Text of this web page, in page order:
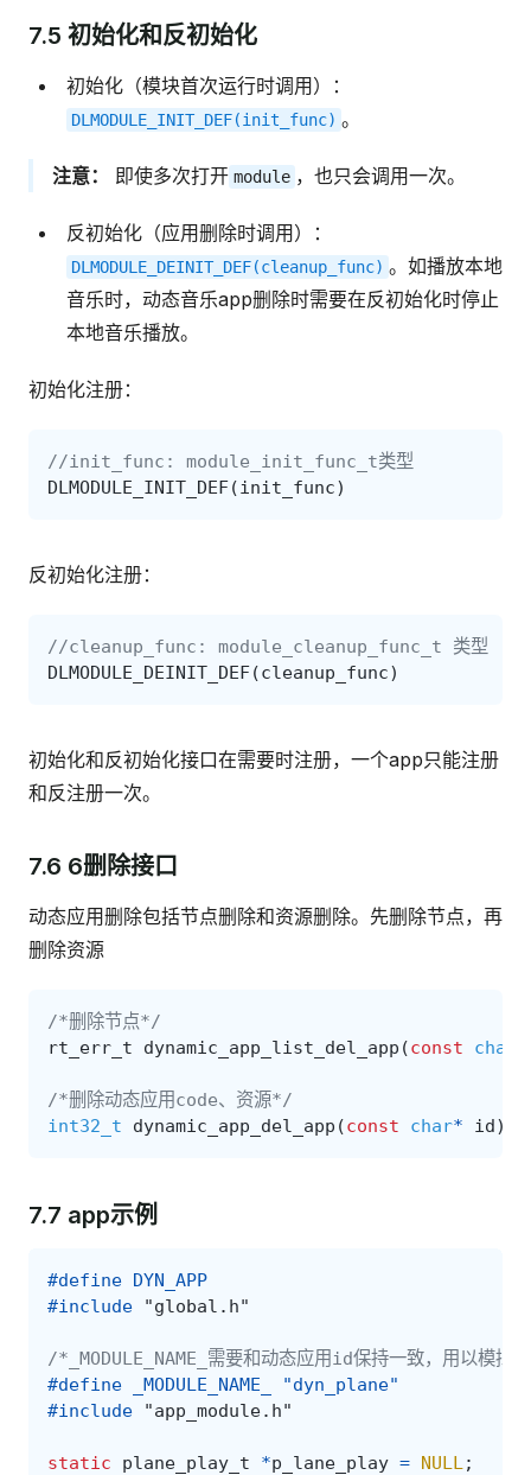
7.5 初始化和反初始化
初始化（模块首次运行时调用）：
DLMODULE_INIT_DEF(init_func) 。
注意： 即使多次打开 module ，也只会调用一次。
反初始化（应用删除时调用）：
DLMODULE_DEINIT_DEF(cleanup_func) 。如播放本地
音乐时，动态音乐app删除时需要在反初始化时停止
本地音乐播放。
初始化注册：
//init_func: module_init_func_t类型
DLMODULE_INIT_DEF(init_func)
反初始化注册：
//cleanup_func: module_cleanup_func_t 类型
DLMODULE_DEINIT_DEF(cleanup_func)
初始化和反初始化接口在需要时注册，一个app只能注册
和反注册一次。
7.6 6删除接口
动态应用删除包括节点删除和资源删除。先删除节点，再
删除资源
/*删除节点*/
rt_err_t
dynamic_app_list_del_app (const char
/*删除动态应用code、资源*/
int32_t
dynamic_app_del_app (const char* id);
7.7 app示例
#define DYN_APP
#include
"global.h"
/*_MODULE_NAME_需要和动态应用id保持一致，用以模
#define _MODULE_NAME_ "dyn_plane"
#include
"app_module.h"
static plane_play_t *p_lane_play = NULL ;